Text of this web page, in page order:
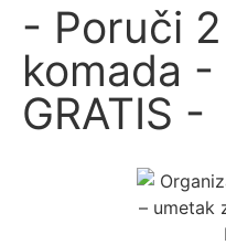
- Poruči
komada -
GRATIS -